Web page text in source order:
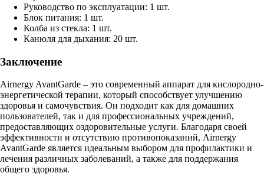
Руководство по эксплуатации: 1 шт.
Блок питания: 1 шт.
Колба из стекла: 1 шт.
Канюля для дыхания: 20 шт.
Заключение
Airnergy AvantGarde – это современный аппарат для кислородно-
энергетической терапии, который способствует улучшению
здоровья и самочувствия. Он подходит как для домашних
пользователей, так и для профессиональных учреждений,
предоставляющих оздоровительные услуги. Благодаря своей
эффективности и отсутствию противопоказаний, Airnergy
AvantGarde является идеальным выбором для профилактики и
лечения различных заболеваний, а также для поддержания
общего здоровья.